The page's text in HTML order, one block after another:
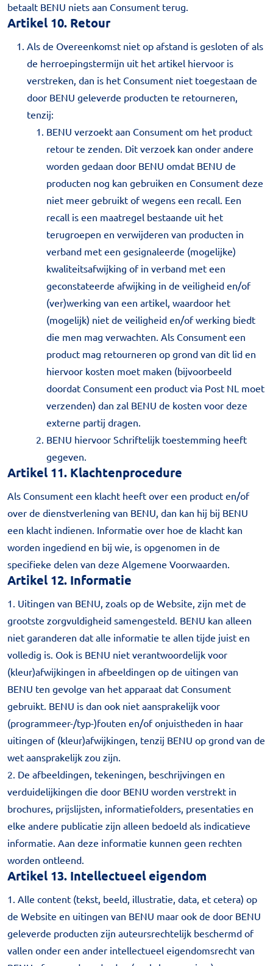
betaalt BENU niets aan Consument terug.
Artikel 10. Retour
Als de Overeenkomst niet op afstand is gesloten of als
de herroepingstermijn uit het artikel hiervoor is
verstreken, dan is het Consument niet toegestaan de
door BENU geleverde producten te retourneren,
tenzij:
BENU verzoekt aan Consument om het product
retour te zenden. Dit verzoek kan onder andere
worden gedaan door BENU omdat BENU de
producten nog kan gebruiken en Consument deze
niet meer gebruikt of wegens een recall. Een
recall is een maatregel bestaande uit het
terugroepen en verwijderen van producten in
verband met een gesignaleerde (mogelijke)
kwaliteitsafwijking of in verband met een
geconstateerde afwijking in de veiligheid en/of
(ver)werking van een artikel, waardoor het
(mogelijk) niet de veiligheid en/of werking biedt
die men mag verwachten. Als Consument een
product mag retourneren op grond van dit lid en
hiervoor kosten moet maken (bijvoorbeeld
doordat Consument een product via Post NL moet
verzenden) dan zal BENU de kosten voor deze
externe partij dragen.
BENU hiervoor Schriftelijk toestemming heeft
gegeven.
Artikel 11. Klachtenprocedure
Als Consument een klacht heeft over een product en/of
over de dienstverlening van BENU, dan kan hij bij BENU
een klacht indienen. Informatie over hoe de klacht kan
worden ingediend en bij wie, is opgenomen in de
specifieke delen van deze Algemene Voorwaarden.
Artikel 12. Informatie
1. Uitingen van BENU, zoals op de Website, zijn met de
grootste zorgvuldigheid samengesteld. BENU kan alleen
niet garanderen dat alle informatie te allen tijde juist en
volledig is. Ook is BENU niet verantwoordelijk voor
(kleur)afwijkingen in afbeeldingen op de uitingen van
BENU ten gevolge van het apparaat dat Consument
gebruikt. BENU is dan ook niet aansprakelijk voor
(programmeer-/typ-)fouten en/of onjuistheden in haar
uitingen of (kleur)afwijkingen, tenzij BENU op grond van de
wet aansprakelijk zou zijn.
2. De afbeeldingen, tekeningen, beschrijvingen en
verduidelijkingen die door BENU worden verstrekt in
brochures, prijslijsten, informatiefolders, presentaties en
elke andere publicatie zijn alleen bedoeld als indicatieve
informatie. Aan deze informatie kunnen geen rechten
worden ontleend.
Artikel 13. Intellectueel eigendom
1. Alle content (tekst, beeld, illustratie, data, et cetera) op
de Website en uitingen van BENU maar ook de door BENU
geleverde producten zijn auteursrechtelijk beschermd of
vallen onder een ander intellectueel eigendomsrecht van